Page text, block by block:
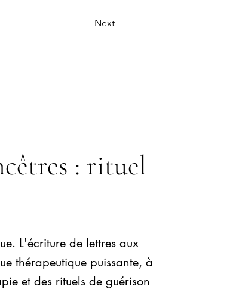
Next
: rituel
L'écriture de lettres aux
thérapeutique puissante, à
et des rituels de guérison